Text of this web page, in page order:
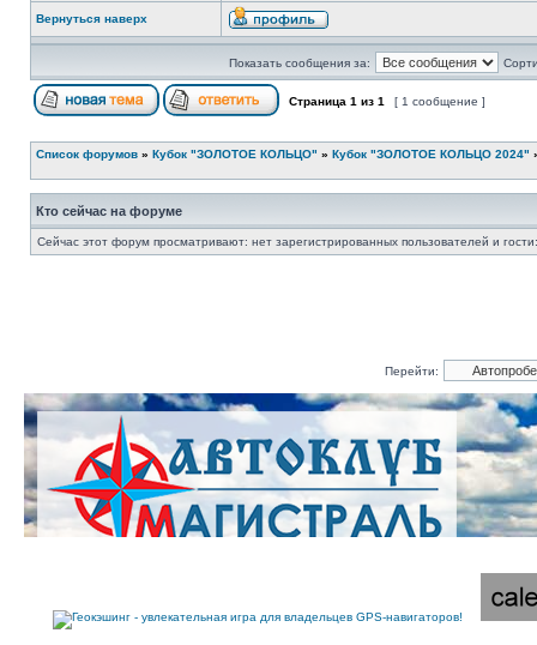
Вернуться наверх
Показать сообщения за:
Страница 1 из 1 [ 1 сообщение ]
Список форумов » Кубок "ЗОЛОТОЕ КОЛЬЦО" » Кубок "ЗОЛОТОЕ КОЛЬЦО 2024"
Кто сейчас на форуме
Сейчас этот форум просматривают: нет зарегистрированных пользователей и
Перейти: